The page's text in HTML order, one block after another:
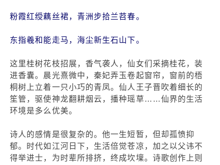
粉霞红绶藕丝裙，青洲步拾兰苕春。
东指羲和能走马，海尘新生石山下。
这里桂树花枝招展，香气袭人，仙女们采摘桂花，装
进香囊。晨光熹微中，秦妃弄玉卷起窗帘，窗前的梧
桐树上立着一只小巧的青凤。仙人王子晋吹着细长的
笙管，驱使神龙翻耕烟云，播种瑶草……仙界的生活
环境是多么优美。
诗人的感情是很复杂的。他一生短暂，但却孤愤抑
郁。时代如江河日下，生活倍觉苍凉，加之以父讳不
得举进士，为时辈所排挤，终成坎壈。诗歌创作上则